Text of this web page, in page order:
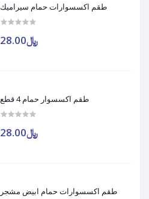
طقم اكسسوارات حمام سيراميك
﷼28.00
طقم اكسسوار حمام 4 قطع
﷼28.00
طقم اكسسوارات حمام ابيض مشجر